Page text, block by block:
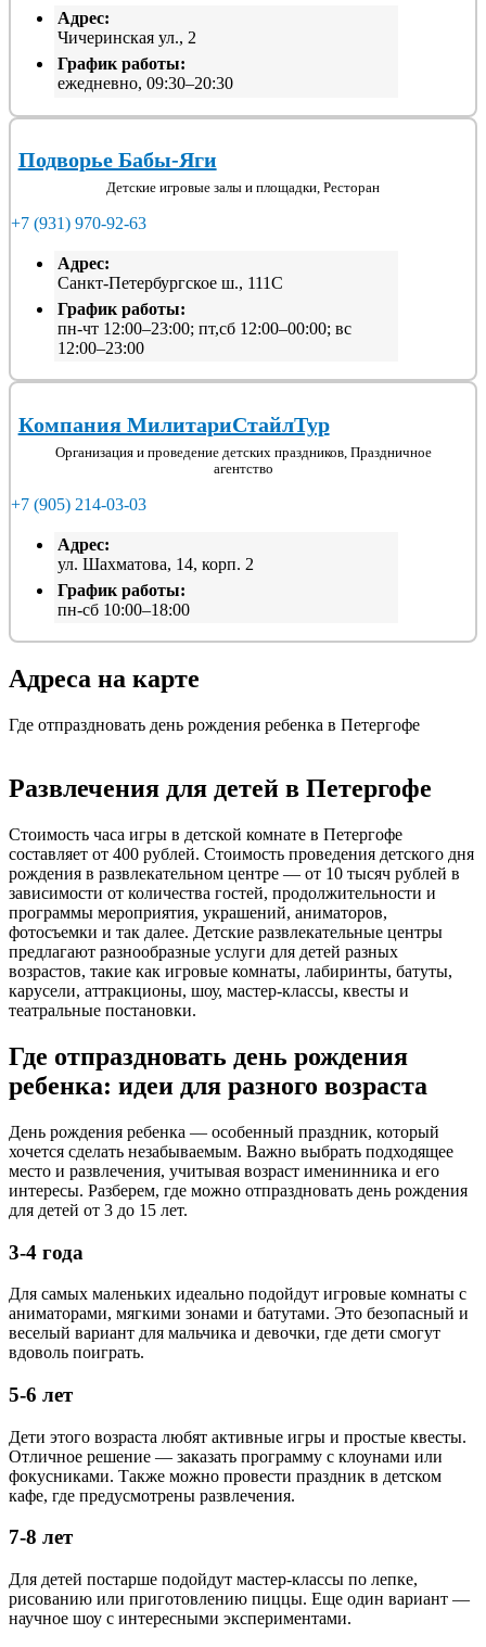
Адрес:
Чичеринская ул., 2
График работы:
ежедневно, 09:30–20:30
Подворье Бабы-Яги
Детские игровые залы и площадки, Ресторан
+7 (931) 970-92-63
Адрес:
Санкт-Петербургское ш., 111С
График работы:
пн-чт 12:00–23:00; пт,сб 12:00–00:00; вс
12:00–23:00
Компания МилитариСтайлТур
Организация и проведение детских праздников, Праздничное
агентство
+7 (905) 214-03-03
Адрес:
ул. Шахматова, 14, корп. 2
График работы:
пн-сб 10:00–18:00
Адреса на карте
Где отпраздновать день рождения ребенка в Петергофе
Развлечения для детей в Петергофе
Cтоимость часа игры в детской комнате в Петергофе
составляет от 400 рублей. Стоимость проведения детского дня
рождения в развлекательном центре — от 10 тысяч рублей в
зависимости от количества гостей, продолжительности и
программы мероприятия, украшений, аниматоров,
фотосъемки и так далее. Детские развлекательные центры
предлагают разнообразные услуги для детей разных
возрастов, такие как игровые комнаты, лабиринты, батуты,
карусели, аттракционы, шоу, мастер-классы, квесты и
театральные постановки.
Где отпраздновать день рождения
ребенка: идеи для разного возраста
День рождения ребенка — особенный праздник, который
хочется сделать незабываемым. Важно выбрать подходящее
место и развлечения, учитывая возраст именинника и его
интересы. Разберем, где можно отпраздновать день рождения
для детей от 3 до 15 лет.
3-4 года
Для самых маленьких идеально подойдут игровые комнаты с
аниматорами, мягкими зонами и батутами. Это безопасный и
веселый вариант для мальчика и девочки, где дети смогут
вдоволь поиграть.
5-6 лет
Дети этого возраста любят активные игры и простые квесты.
Отличное решение — заказать программу с клоунами или
фокусниками. Также можно провести праздник в детском
кафе, где предусмотрены развлечения.
7-8 лет
Для детей постарше подойдут мастер-классы по лепке,
рисованию или приготовлению пиццы. Еще один вариант —
научное шоу с интересными экспериментами.